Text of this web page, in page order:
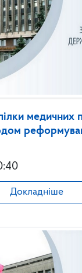
медичних
Докладніше